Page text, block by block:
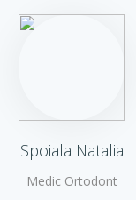
Spoiala Natalia
Medic Ortodont